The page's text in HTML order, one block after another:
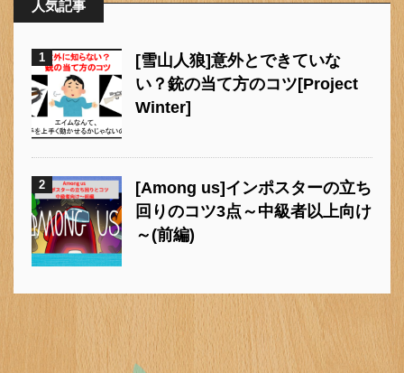
人気記事
1
[雪山人狼]意外とできていな
い？銃の当て方のコツ[Project
Winter]
2
[Among us]インポスターの立ち
回りのコツ3点～中級者以上向け
～(前編)